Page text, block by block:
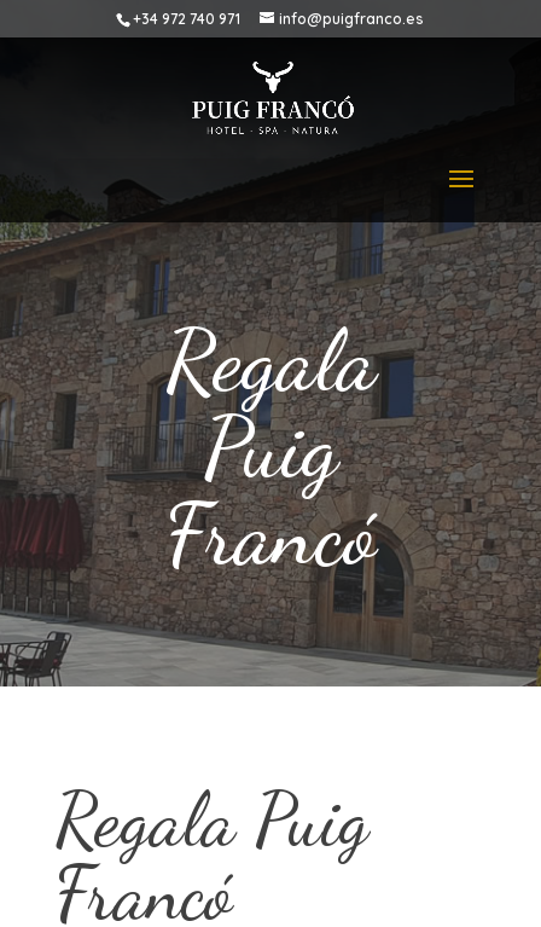
+34 972 740 971 info@puigfranco.es
Regala
Puig
Francó
Regala Puig
Francó